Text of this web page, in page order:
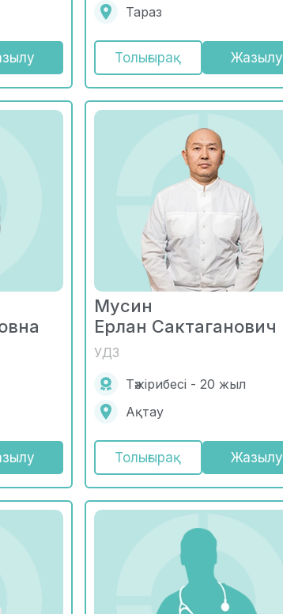
Тараз
Толығырақ Жазылу
Мусин
Ерлан Сактаганович
УДЗ
Тәжірибесі - 20 жыл
Ақтау
Толығырақ Жазылу